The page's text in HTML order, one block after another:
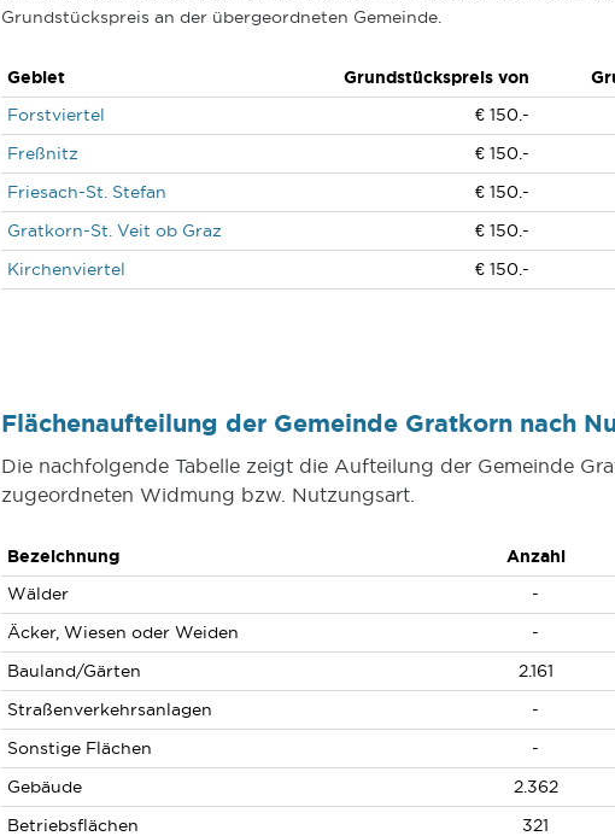
Grundstückspreis an der übergeordneten Gemeinde.
Gebiet Grundstückspreis von
Forstviertel
€ 150.-
Freßnitz
€ 150.-
Friesach-St. Stefan
€ 150.-
Gratkorn-St. Veit ob Graz
€ 150.-
Kirchenviertel
€ 150.-
Flächenaufteilung der Gemeinde Gratkorn nach
Die nachfolgende Tabelle zeigt die Aufteilung der Gemeinde
zugeordneten Widmung bzw. Nutzungsart.
Bezeichnung Anzahl
Wälder
-
Äcker, Wiesen oder Weiden
-
Bauland/Gärten
2.161
Straßenverkehrsanlagen
-
Sonstige Flächen
-
Gebäude
2.362
Betriebsflächen
321